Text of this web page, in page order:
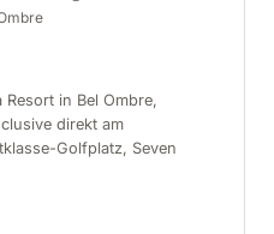
Resort in Bel Ombre,
direkt am
Golfplatz, Seven